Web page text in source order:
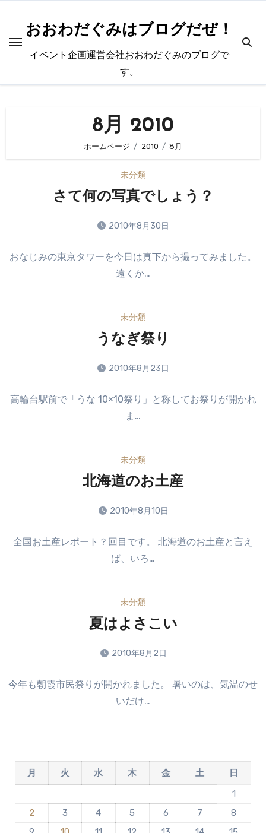
おおわだぐみはブログだぜ！
イベント企画運営会社おおわだぐみのブログで
す。
8月 2010
ホームページ 2010 8月
未分類
さて何の写真でしょう？
2010年8月30日
メ
ン
ま
だ
あ
ま
ん
おなじみの東京タワーを今日は真下から撮ってみました。
遠くか…
未分類
うなぎ祭り
2010年8月23日
メ
ン
ま
だ
あ
ま
ん
高輪台駅前で「うな 10×10祭り」と称してお祭りが開かれ
ま…
未分類
北海道のお土産
2010年8月10日
メ
ン
ま
だ
あ
ま
ん
全国お土産レポート？回目です。 北海道のお土産と言え
ば、いろ…
未分類
夏はよさこい
2010年8月2日
メ
ン
だ
あ
ま
せ
今年も朝霞市民祭りが開かれました。 暑いのは、気温のせ
いだけ…
月 火 水 木 金 土
日
1
2
3 4 5 6 7
8